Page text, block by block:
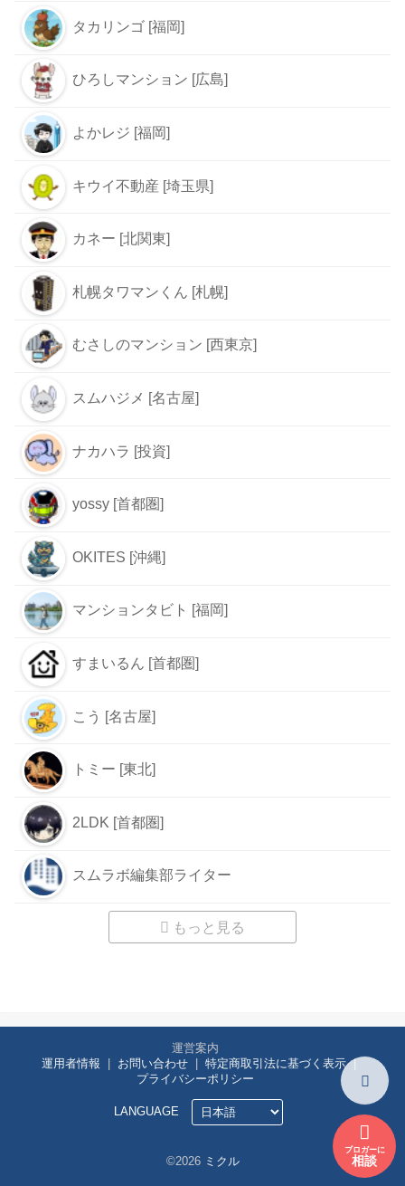
タカリンゴ [福岡]
ひろしマンション [広島]
よかレジ [福岡]
キウイ不動産 [埼玉県]
カネー [北関東]
札幌タワマンくん [札幌]
むさしのマンション [西東京]
スムハジメ [名古屋]
ナカハラ [投資]
yossy [首都圏]
OKITES [沖縄]
マンションタビト [福岡]
すまいるん [首都圏]
こう [名古屋]
トミー [東北]
2LDK [首都圏]
スムラボ編集部ライター
もっと見る
ブロガーに
相談
運営案内
運用者情報
お問い合わせ
特定商取引法に基づく表示
プライバシーポリシー
LANGUAGE
©2026 ミクル